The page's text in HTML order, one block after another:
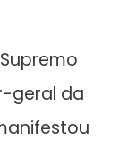
geral da